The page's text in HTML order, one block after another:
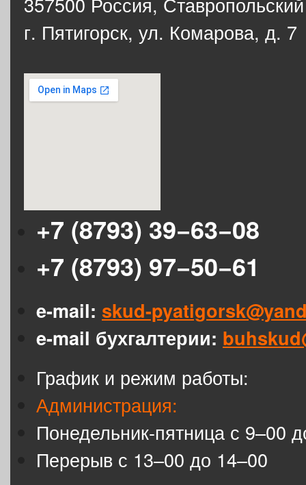
г. Пятигорск, ул. Комарова, д. 7
+7 (8793) 39−63−08
+7 (8793) 97−50−61
e-mail: skud-
e-mail бухгалтерии:
График и режим работы:
Администрация:
Понедельник-пятница с 9–00
Перерыв с 13–00 до 14–00